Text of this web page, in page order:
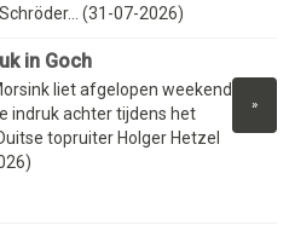
(31-07-2026)
in Goch
»
liet afgelopen weekend
indruk achter tijdens het
topruiter Holger Hetzel